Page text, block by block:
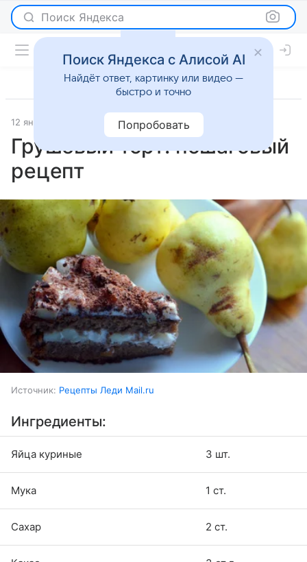
Поиск Яндекса
12 января 2026 Рецепты
Грушевый торт: пошаговый
рецепт
Источник: Рецепты Леди Mail.ru
Ингредиенты:
Яйца куриные 3 шт.
Мука 1 ст.
Сахар 2 ст.
Поиск Яндекса с Алисой AI
Найдёт ответ, картинку или видео —
быстро и точно
Попробовать